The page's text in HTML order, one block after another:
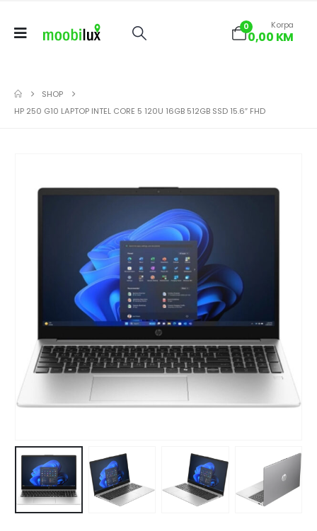
0 Korpa
0,00 KM
SHOP
HP 250 G10 LAPTOP INTEL CORE 5 120U 16GB 512GB SSD 15.6″ FHD